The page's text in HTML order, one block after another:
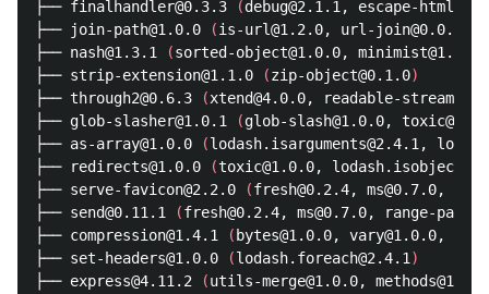
├── finalhandler@0.3.3
(debug@2.1.1, escape-
├── join-path@1.0.0
(is-url@1.2.0, url-join@0.0.1,
├── nash@1.3.1
(sorted-object@1.0.0,
├── strip-extension@1.1.0
(zip-object@0.1.0)
├── through2@0.6.3
(xtend@4.0.0, readable-
├── glob-slasher@1.0.1
(glob-slash@1.0.0,
├── as-array@1.0.0
(lodash.isarguments@2.4.1,
├── redirects@1.0.0
(toxic@1.0.0,
├── serve-favicon@2.2.0
(fresh@0.2.4, ms@0.7.0,
├── send@0.11.1
(fresh@0.2.4, ms@0.7.0, range-
├── compression@1.4.1
( bytes@1.0.0, vary@1.0.0,
├── set-headers@1.0.0
(lodash.foreach@2.4.1 )
├── express@4.11.2
(utils-merge@1.0.0,